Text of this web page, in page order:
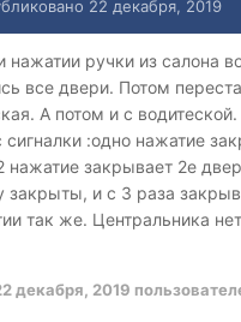
22 декабря, 2019
нажатии ручки из салона
все двери. Потом
А потом и с
сигналки :одно нажатие
нажатие закрывает 2е
закрыты, и с 3 раза
так же. Центральника
декабря, 2019